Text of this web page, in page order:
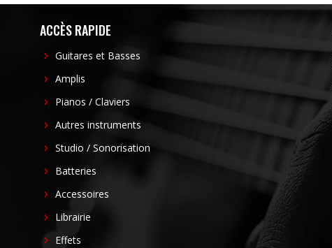
ACCÈS RAPIDE
Guitares et Basses
Amplis
Pianos / Claviers
Autres instruments
Studio / Sonorisation
Batteries
Accessoires
Librairie
Effets